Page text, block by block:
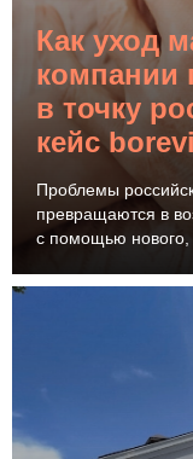
Как уход
компании
в точку
кейс
Проблемы
превращаются в
с помощью нового,